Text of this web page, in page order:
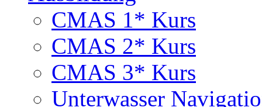
CMAS 1* Kurs
CMAS 2* Kurs
CMAS 3* Kurs
Unterwasser